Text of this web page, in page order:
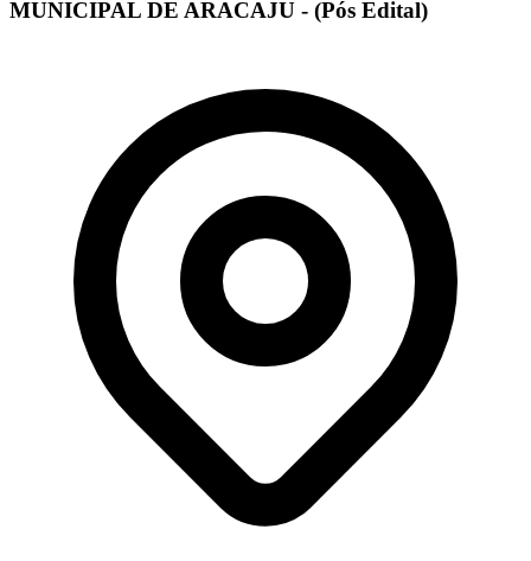
MUNICIPAL DE ARACAJU - (Pós Edital)